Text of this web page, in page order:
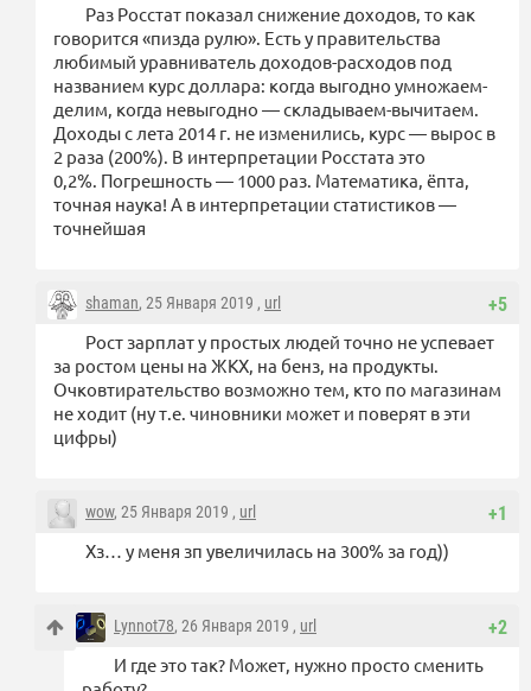
Раз Росстат показал снижение доходов, то как
говорится «пизда рулю». Есть у правительства
любимый уравниватель доходов-расходов под
названием курс доллара: когда выгодно умножаем-
делим, когда невыгодно — складываем-вычитаем.
Доходы с лета 2014 г. не изменились, курс — вырос в
2 раза (200%). В интерпретации Росстата это
0,2%. Погрешность — 1000 раз. Математика, ёпта,
точная наука! А в интерпретации статистиков —
точнейшая
+5
shaman, 25 Января 2019 , url
Рост зарплат у простых людей точно не успевает
за ростом цены на ЖКХ, на бенз, на продукты.
Очковтирательство возможно тем, кто по магазинам
не ходит (ну т.е. чиновники может и поверят в эти
цифры)
+1
wow, 25 Января 2019 , url
Хз… у меня зп увеличилась на 300% за год))
+2
Lynnot78, 26 Января 2019 , url
И где это так? Может, нужно просто сменить